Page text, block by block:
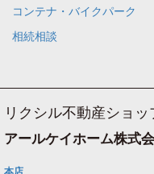
コンテナ・バイクパーク
相続相談
リクシル不動産ショッ
アールケイホーム株式